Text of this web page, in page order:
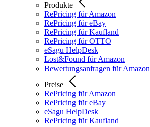
Produkte
RePricing für Amazon
RePricing für eBay
RePricing für Kaufland
RePricing für OTTO
eSagu HelpDesk
Lost&Found für Amazon
Bewertungsanfragen für Amazon
Preise
RePricing für Amazon
RePricing für eBay
eSagu HelpDesk
RePricing für Kaufland